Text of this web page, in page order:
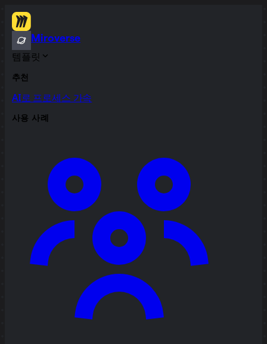
Miroverse
템플릿
추천
AI로 프로세스 가속
사용 사례